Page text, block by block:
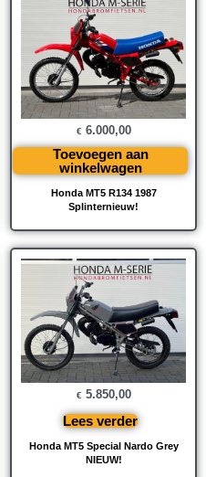
Honda MT5 R134 1987
Splinternieuw!
€ 6.000,00
Toevoegen aan
winkelwagen
Honda MT5 Special Nardo Grey
NIEUW!
€ 5.850,00
Lees verder